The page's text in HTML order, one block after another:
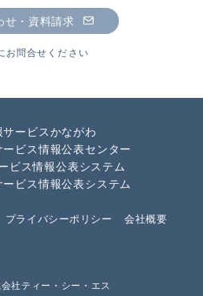
せ・資料請求
お問合せください
ービスかながわ
ビス情報公表センター
ビス情報公表システム
ビス情報公表システム
プライバシーポリシー 会社概要
社ティー・シー・エス